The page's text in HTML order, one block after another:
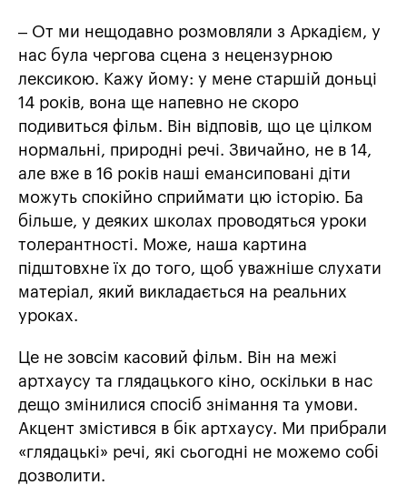
– От ми нещодавно розмовляли з Аркадієм, у
нас була чергова сцена з нецензурною
лексикою. Кажу йому: у мене старшій доньці
14 років, вона ще напевно не скоро
подивиться фільм. Він відповів, що це цілком
нормальні, природні речі. Звичайно, не в 14,
але вже в 16 років наші емансиповані діти
можуть спокійно сприймати цю історію. Ба
більше, у деяких школах проводяться уроки
толерантності. Може, наша картина
підштовхне їх до того, щоб уважніше слухати
матеріал, який викладається на реальних
уроках.
Це не зовсім касовий фільм. Він на межі
артхаусу та глядацького кіно, оскільки в нас
дещо змінилися спосіб знімання та умови.
Акцент змістився в бік артхаусу. Ми прибрали
«глядацькі» речі, які сьогодні не можемо собі
дозволити.